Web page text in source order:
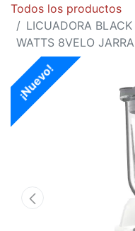
Todos los productos
LICUADORA
WATTS 8VELO
¡Nuevo!